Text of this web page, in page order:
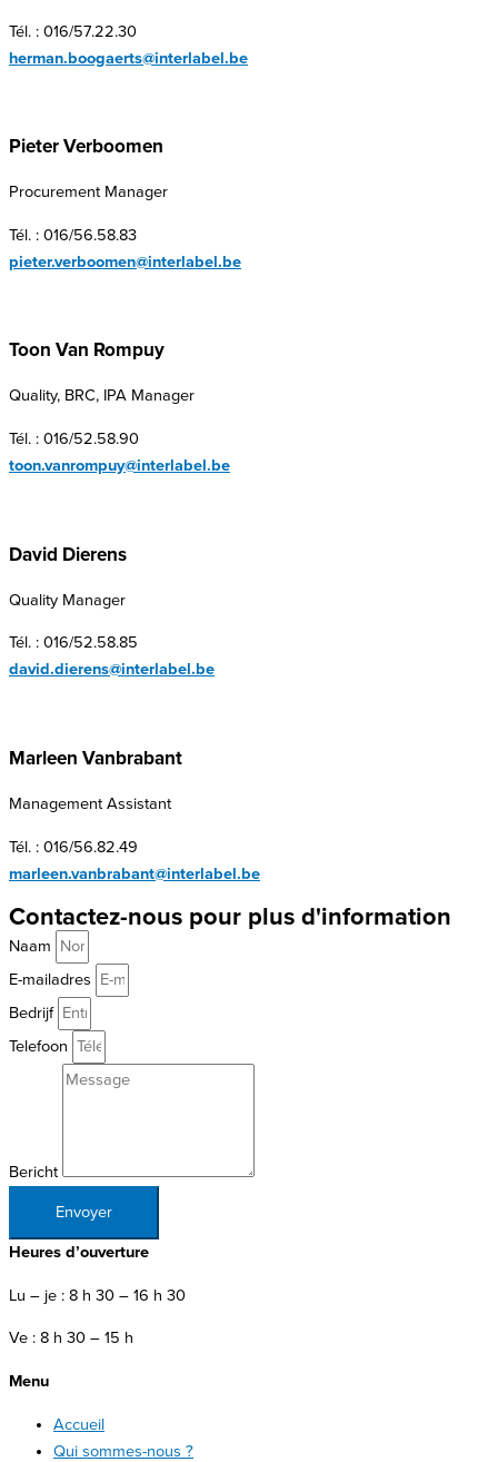
Tél. : 016/57.22.30
herman.boogaerts@interlabel.be
Pieter Verboomen
Procurement Manager
Tél. : 016/56.58.83
pieter.verboomen@interlabel.be
Toon Van Rompuy
Quality, BRC, IPA Manager
Tél. : 016/52.58.90
toon.vanrompuy@interlabel.be
David Dierens
Quality Manager
Tél. : 016/52.58.85
david.dierens@interlabel.be
Marleen Vanbrabant
Management Assistant
Tél. : 016/56.82.49
marleen.vanbrabant@interlabel.be
Contactez-nous pour plus d'information
Naam
E-mailadres
Bedrijf
Telefoon
Bericht
Envoyer
Heures d’ouverture
Lu – je : 8 h 30 – 16 h 30
Ve : 8 h 30 – 15 h
Menu
Accueil
Qui sommes-nous ?